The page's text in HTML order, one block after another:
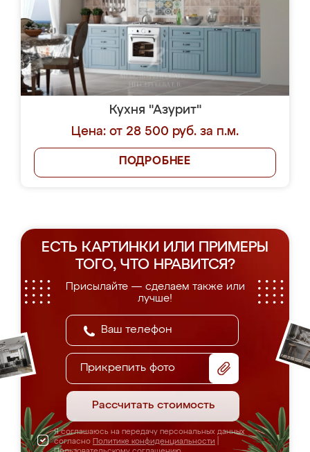
Кухня "Азурит"
Цена: от 28 500 руб. за п.м.
ПОДРОБНЕЕ
ЕСТЬ КАРТИНКИ ИЛИ ПРИМЕРЫ
ТОГО, ЧТО НРАВИТСЯ?
Присылайте — сделаем также или
лучше!
Прикрепить фото
Рассчитать стоимость
Я соглашаюсь на передачу персональных данных
согласно Политике конфиденциальности